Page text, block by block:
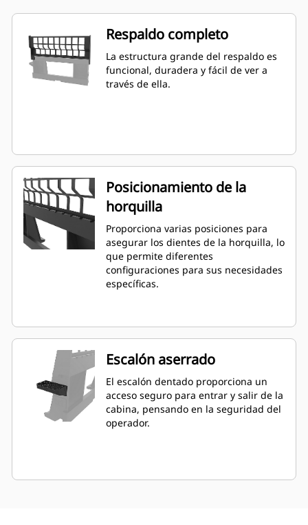
Respaldo completo
La estructura grande del respaldo es
funcional, duradera y fácil de ver a
través de ella.
Posicionamiento de la
horquilla
Proporciona varias posiciones para
asegurar los dientes de la horquilla, lo
que permite diferentes
configuraciones para sus necesidades
específicas.
Escalón aserrado
El escalón dentado proporciona un
acceso seguro para entrar y salir de la
cabina, pensando en la seguridad del
operador.